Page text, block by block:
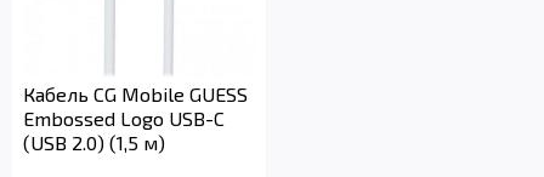
Кабель CG Mobile GUESS
Embossed Logo USB-C
(USB 2.0) (1,5 м)